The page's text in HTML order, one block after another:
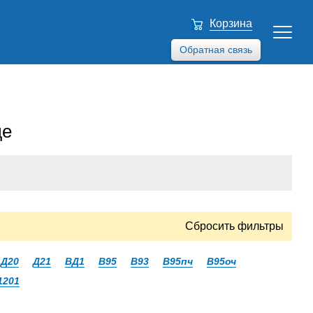
Обратная связь
Корзина
Сбросить фильтры
Д20 Д21 ВД1 В95 В93 В95пч
В95оч